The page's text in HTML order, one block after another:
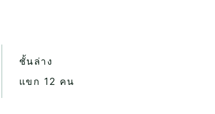
ชั้นล่าง
แขก 12 คน